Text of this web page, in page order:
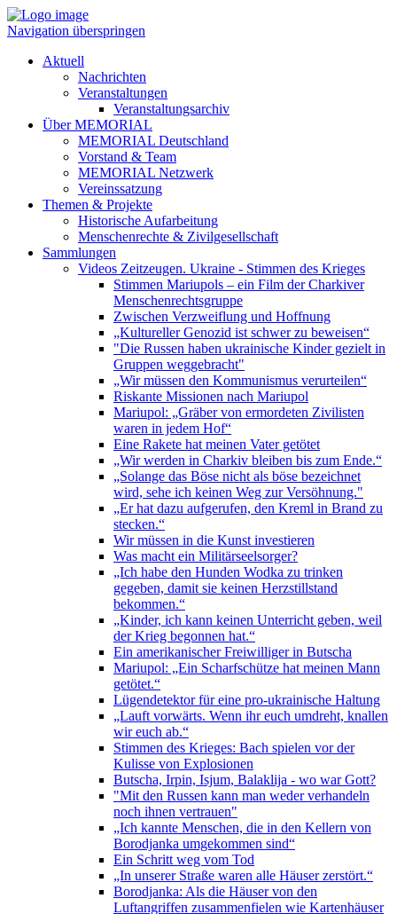
Navigation überspringen
Aktuell
Nachrichten
Veranstaltungen
Veranstaltungsarchiv
Über MEMORIAL
MEMORIAL Deutschland
Vorstand & Team
MEMORIAL Netzwerk
Vereinssatzung
Themen & Projekte
Historische Aufarbeitung
Menschenrechte & Zivilgesellschaft
Sammlungen
Videos Zeitzeugen. Ukraine - Stimmen des Krieges
Stimmen Mariupols – ein Film der Charkiver
Menschenrechtsgruppe
Zwischen Verzweiflung und Hoffnung
„Kultureller Genozid ist schwer zu beweisen“
"Die Russen haben ukrainische Kinder gezielt in
Gruppen weggebracht"
„Wir müssen den Kommunismus verurteilen“
Riskante Missionen nach Mariupol
Mariupol: „Gräber von ermordeten Zivilisten
waren in jedem Hof“
Eine Rakete hat meinen Vater getötet
„Wir werden in Charkiv bleiben bis zum Ende.“
„Solange das Böse nicht als böse bezeichnet
wird, sehe ich keinen Weg zur Versöhnung."
„Er hat dazu aufgerufen, den Kreml in Brand zu
stecken.“
Wir müssen in die Kunst investieren
Was macht ein Militärseelsorger?
„Ich habe den Hunden Wodka zu trinken
gegeben, damit sie keinen Herzstillstand
bekommen.“
„Kinder, ich kann keinen Unterricht geben, weil
der Krieg begonnen hat.“
Ein amerikanischer Freiwilliger in Butscha
Mariupol: „Ein Scharfschütze hat meinen Mann
getötet.“
Lügendetektor für eine pro-ukrainische Haltung
„Lauft vorwärts. Wenn ihr euch umdreht, knallen
wir euch ab.“
Stimmen des Krieges: Bach spielen vor der
Kulisse von Explosionen
Butscha, Irpin, Isjum, Balaklija - wo war Gott?
"Mit den Russen kann man weder verhandeln
noch ihnen vertrauen"
„Ich kannte Menschen, die in den Kellern von
Borodjanka umgekommen sind“
Ein Schritt weg vom Tod
„In unserer Straße waren alle Häuser zerstört.“
Borodjanka: Als die Häuser von den
Luftangriffen zusammenfielen wie Kartenhäuser